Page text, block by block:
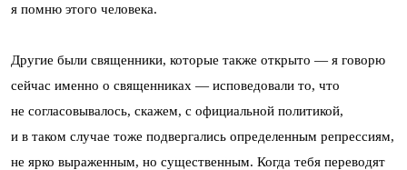
я помню этого человека.
Другие были священники, которые также открыто — я говорю
сейчас именно о священниках — исповедовали то, что
не согласовывалось, скажем, с официальной политикой,
и в таком случае тоже подвергались определенным репрессиям,
не ярко выраженным, но существенным. Когда тебя переводят